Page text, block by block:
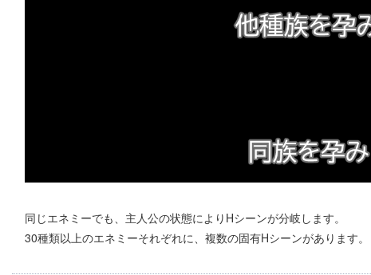
同じエネミーでも、主人公の状態によりHシーンが分岐します。
30種類以上のエネミーそれぞれに、複数の固有Hシーンがあります。